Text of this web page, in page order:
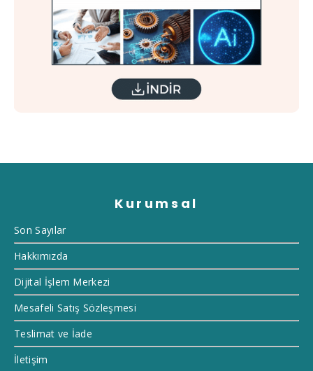
Kurumsal
Son Sayılar
Hakkımızda
Dijital İşlem Merkezi
Mesafeli Satış Sözleşmesi
Teslimat ve İade
İletişim